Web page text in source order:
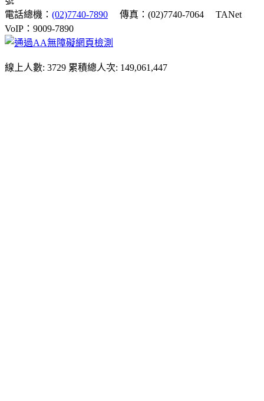
電話總機： (02)7740-7890 傳真：(02)7740-7064
TANet
VoIP：9009-7890
線上人數: 3729 累積總人次: 149,061,447